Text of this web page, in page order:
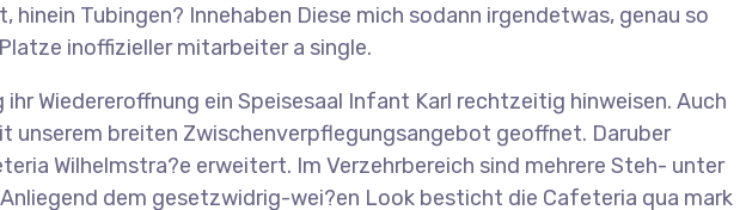
Tubingen? Innehaben Diese mich sodann irgendetwas, genau so
inoffizieller mitarbeiter a single.
Wiedereroffnung ein Speisesaal Infant Karl rechtzeitig hinweisen. Auch
unserem breiten Zwischenverpflegungsangebot geoffnet. Daruber
Wilhelmstra?e erweitert. Im Verzehrbereich sind mehrere Steh- unter
dem gesetzwidrig-wei?en Look besticht die Cafeteria qua mark